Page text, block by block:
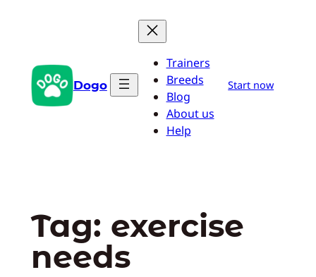
conteúdo Dogo
Trainers
Breeds
Blog
About us
Help
Start now
Tag: exercise
needs